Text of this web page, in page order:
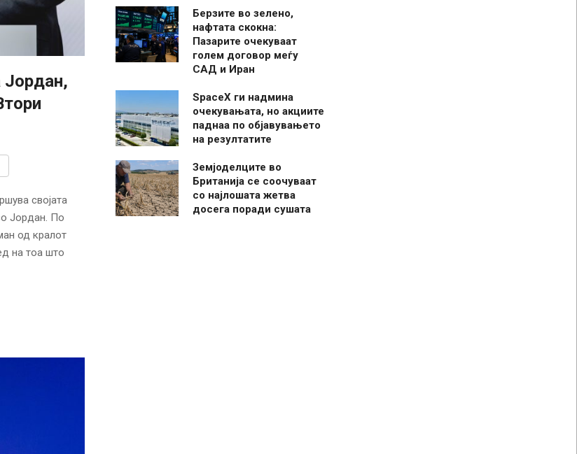
Јордан,
својата
Јордан. По
од кралот
на тоа што
Берзите во зелено,
нафтата скокна:
Пазарите очекуваат
голем договор меѓу
САД и Иран
SpaceX ги надмина
очекувањата, но акциите
паднаа по објавувањето
на резултатите
Земјоделците во
Британија се соочуваат
со најлошата жетва
досега поради сушата